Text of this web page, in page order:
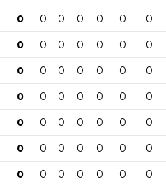
0 0 0 0 0 0 0
0 0 0 0 0 0 0
0 0 0 0 0 0 0
0 0 0 0 0 0 0
0 0 0 0 0 0 0
0 0 0 0 0 0 0
0 0 0 0 0 0 0